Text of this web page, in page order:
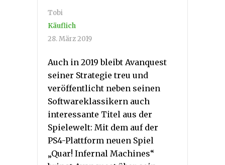
Tobi
Käuflich
28. März 2019
Auch in 2019 bleibt Avanquest
seiner Strategie treu und
veröffentlicht neben seinen
Softwareklassikern auch
interessante Titel aus der
Spielewelt: Mit dem auf der
PS4-Plattform neuen Spiel
„Quar! Infernal Machines“